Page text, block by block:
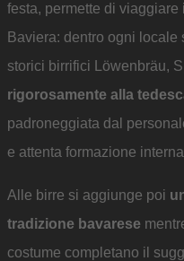
festa, permette di
Baviera: dentro ogni
storici birrifici Löwenbräu,
rigorosamente alla
padroneggiata dal
e attenta formazione
Alle birre si aggiunge poi
tradizione bavarese
costume completano il